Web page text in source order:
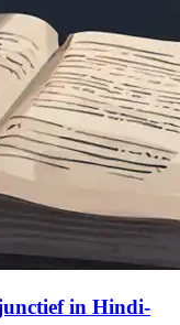
in Hindi-